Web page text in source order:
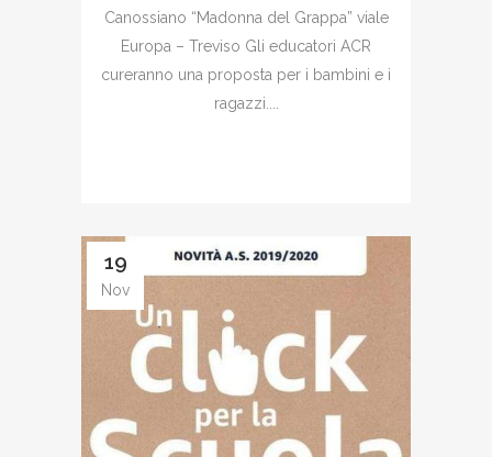
Canossiano “Madonna del Grappa” viale
Europa – Treviso Gli educatori ACR
cureranno una proposta per i bambini e i
ragazzi....
19
Nov